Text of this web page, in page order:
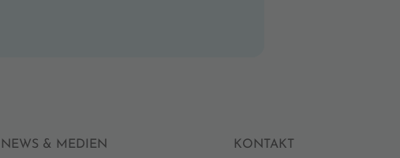
NEWS & MEDIEN KONTAKT